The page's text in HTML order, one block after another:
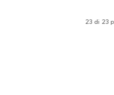
23 di 23